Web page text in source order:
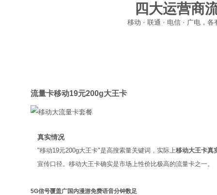
四大运营商
移动 · 联通 · 电信 · 广电，
流量卡移动19元200g大王卡
真实情况
"移动19元200g大王卡"是高搜索量关键词，实际上移动大王卡真
宣传口径。移动大王卡确实是市场上性价比极高的流量卡之一。
5G信号覆盖广国内漫游免费语音分钟数足